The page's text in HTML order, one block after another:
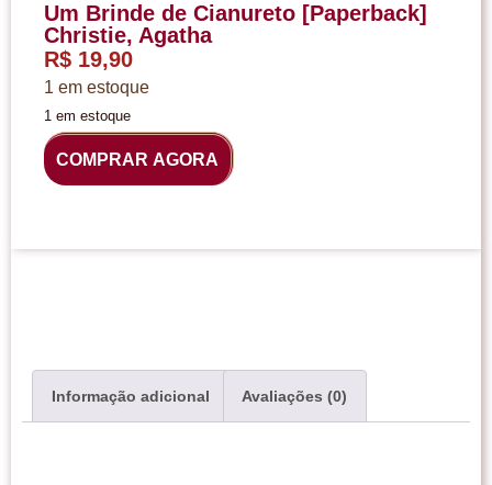
Informação adicional Avaliações (0)
Um Brinde de Cianureto [Paperback]
Christie, Agatha
R$ 19,90
1 em estoque
1 em estoque
COMPRAR AGORA